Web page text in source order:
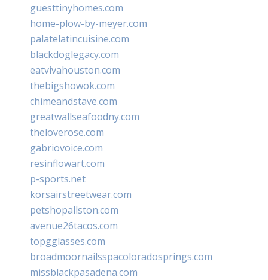
guesttinyhomes.com
home-plow-by-meyer.com
palatelatincuisine.com
blackdoglegacy.com
eatvivahouston.com
thebigshowok.com
chimeandstave.com
greatwallseafoodny.com
theloverose.com
gabriovoice.com
resinflowart.com
p-sports.net
korsairstreetwear.com
petshopallston.com
avenue26tacos.com
topgglasses.com
broadmoornailsspacoloradosprings.com
missblackpasadena.com